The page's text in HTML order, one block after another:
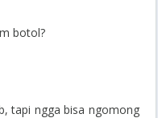
botol?
tapi ngga bisa ngomong